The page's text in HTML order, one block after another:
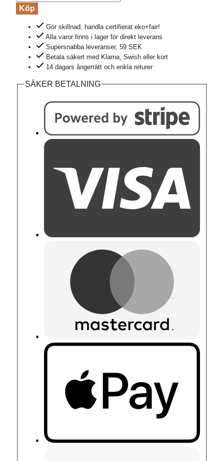
bomull
långärmad
grön
Köp
Gör skillnad, handla certifierat eko+fair!
Alla varor finns i lager för direkt leverans
Supersnabba leveranser, 59 SEK
Betala säkert med Klarna, Swish eller kort
14 dagars ångerrätt och enkla returer
SÄKER BETALNING